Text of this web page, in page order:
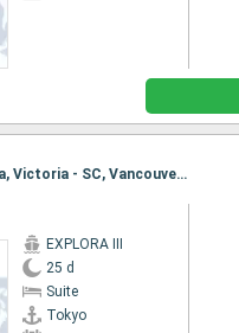
Itinerario : Tokyo, aomori, Kushiro, Dutch Harbour, Seward, Valdez, Sitka, Victoria - SC, Vancouver, Wrangell, Juneau, Skagway, Ketchikán, Vancouver
EXPLORA III
25 d
Suite
Tokyo